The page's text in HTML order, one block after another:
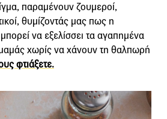
παραμένουν ζουμεροί,
θυμίζοντάς μας πως η
να εξελίσσει τα αγαπημένα
χωρίς να χάνουν τη θαλπωρή
φτιάξετε.